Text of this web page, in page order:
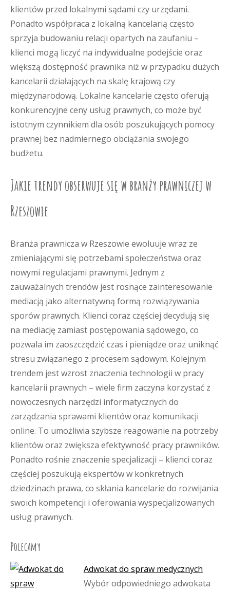
klientów przed lokalnymi sądami czy urzędami.
Ponadto współpraca z lokalną kancelarią często
sprzyja budowaniu relacji opartych na zaufaniu –
klienci mogą liczyć na indywidualne podejście oraz
większą dostępność prawnika niż w przypadku dużych
kancelarii działających na skalę krajową czy
międzynarodową. Lokalne kancelarie często oferują
konkurencyjne ceny usług prawnych, co może być
istotnym czynnikiem dla osób poszukujących pomocy
prawnej bez nadmiernego obciążania swojego
budżetu.
Jakie trendy obserwuje się w branży prawniczej w
Rzeszowie
Branża prawnicza w Rzeszowie ewoluuje wraz ze
zmieniającymi się potrzebami społeczeństwa oraz
nowymi regulacjami prawnymi. Jednym z
zauważalnych trendów jest rosnące zainteresowanie
mediacją jako alternatywną formą rozwiązywania
sporów prawnych. Klienci coraz częściej decydują się
na mediację zamiast postępowania sądowego, co
pozwala im zaoszczędzić czas i pieniądze oraz uniknąć
stresu związanego z procesem sądowym. Kolejnym
trendem jest wzrost znaczenia technologii w pracy
kancelarii prawnych – wiele firm zaczyna korzystać z
nowoczesnych narzędzi informatycznych do
zarządzania sprawami klientów oraz komunikacji
online. To umożliwia szybsze reagowanie na potrzeby
klientów oraz zwiększa efektywność pracy prawników.
Ponadto rośnie znaczenie specjalizacji – klienci coraz
częściej poszukują ekspertów w konkretnych
dziedzinach prawa, co skłania kancelarie do rozwijania
swoich kompetencji i oferowania wyspecjalizowanych
usług prawnych.
Polecamy
Adwokat do spraw medycznych
Wybór odpowiedniego adwokata